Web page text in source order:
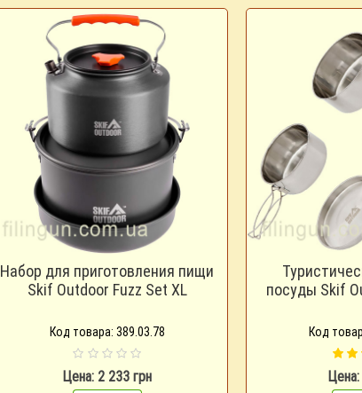
Набор для приготовления пищи
Skif Outdoor Fuzz Set XL
Код товара: 389.03.78
Цена: 2 233 грн
посуды Skif
Код